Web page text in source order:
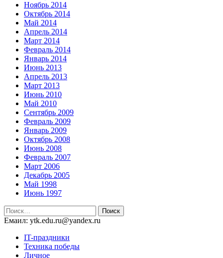
Ноябрь 2014
Октябрь 2014
Май 2014
Апрель 2014
Март 2014
Февраль 2014
Январь 2014
Июнь 2013
Апрель 2013
Март 2013
Июнь 2010
Май 2010
Сентябрь 2009
Февраль 2009
Январь 2009
Октябрь 2008
Июнь 2008
Февраль 2007
Март 2006
Декабрь 2005
Май 1998
Июнь 1997
Найти:
Емаил: ytk.edu.ru@yandex.ru
IT-праздники
Техника победы
Личное